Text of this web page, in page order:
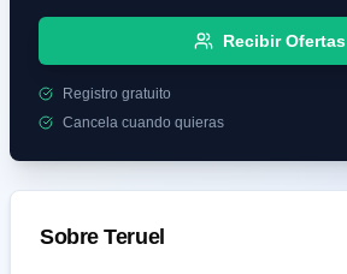
Recibir Ofertas
Registro gratuito
Cancela cuando quieras
SobreTeruel